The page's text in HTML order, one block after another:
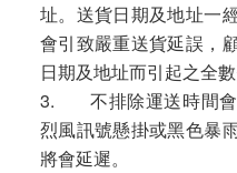
址。送貨日期及地址一
會引致嚴重送貨延誤，
日期及地址而引起之全數
3. 不排除運送時間會
烈風訊號懸掛或黑色暴
將會延遲。